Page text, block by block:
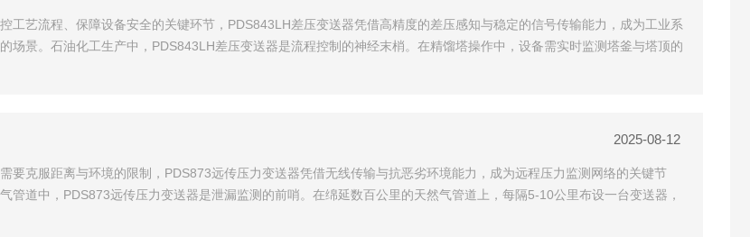
工艺流程、保障设备安全的关键环节，PDS843LH差压变送器凭借高精度的差压感知与稳定的信号传输能力，成为工业系
场景。​石油化工生产中，PDS843LH差压变送器是流程控制的神经末梢。在精馏塔操作中，设备需实时监测塔釜与塔顶的
2025-08-12
要克服距离与环境的限制，PDS873远传压力变送器凭借无线传输与抗恶劣环境能力，成为远程压力监测网络的关键节
管道中，PDS873远传压力变送器是泄漏监测的前哨。在绵延数百公里的天然气管道上，每隔5-10公里布设一台变送器，